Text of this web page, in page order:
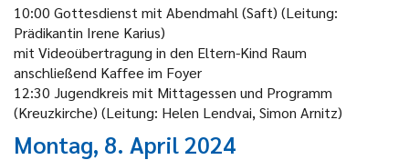
10:00 Gottesdienst mit Abendmahl (Saft) (Leitung:
Prädikantin Irene Karius)
mit Videoübertragung in den Eltern-Kind Raum
anschließend Kaffee im Foyer
12:30 Jugendkreis mit Mittagessen und Programm
(Kreuzkirche) (Leitung: Helen Lendvai, Simon Arnitz)
Montag, 8. April 2024